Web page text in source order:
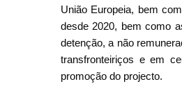
União Europeia, bem
desde 2020, bem como
detenção, a não
transfronteiriços e em
promoção do projecto.